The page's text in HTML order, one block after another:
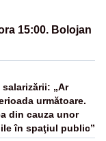
15:00. Bolojan
„Ar
următoare.
din cauza unor
în spaţiul public”